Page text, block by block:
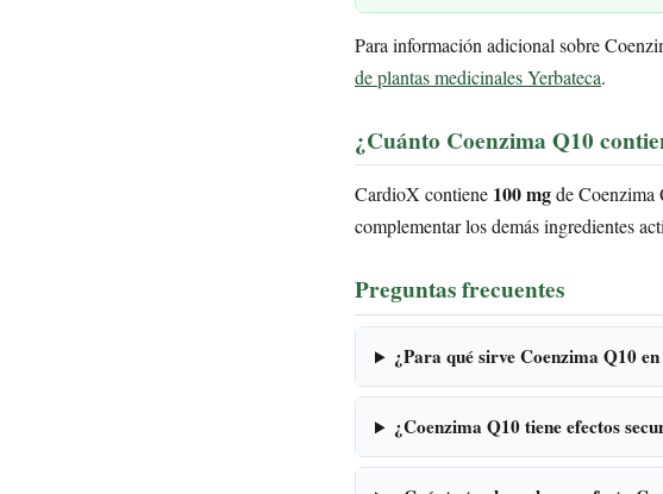
Para información adicional sobre
de plantas medicinales Yerbateca.
¿Cuánto Coenzima Q10
CardioX contiene 100 mgde Coenzima
complementar los demás ingredientes
Preguntas frecuentes
¿Para qué sirve Coenzima Q10
¿Coenzima Q10 tiene efectos